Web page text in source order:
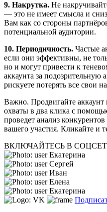
9. Накрутка. Не
— это не имеет смысла и
Вам как со стороны
потенциальной аудитории.
10. Периодичность. Частые
если они эффективны, не
но и могут привести к
аккаунта за
рискуете потерять все свои
Важно. Продвигайте аккаунт
охваты в два клика с
проведет анализ
вашего участия. Кликайте и
ВКЛЮЧАЙТЕСЬ В
Екатерина
Сергей
Иван
Елена
Екатерина